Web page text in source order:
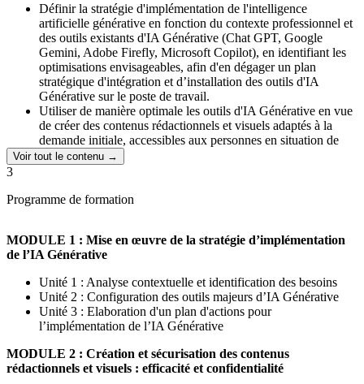
contenus rédactionnels et visuels par l’usage responsable de
l’intelligence artificielle générative, enregistrée auprès de France
Compétences.
Définir la stratégie d'implémentation de l'intelligence
artificielle générative en fonction du contexte professionnel et
des outils existants d'IA Générative (Chat GPT, Google
Gemini, Adobe Firefly, Microsoft Copilot), en identifiant les
optimisations envisageables, afin d'en dégager un plan
stratégique d'intégration et d’installation des outils d'IA
Générative sur le poste de travail.
Utiliser de manière optimale les outils d'IA Générative en vue
de créer des contenus rédactionnels et visuels adaptés à la
demande initiale, accessibles aux personnes en situation de
handicap et évitant tout risque de violation de la
confidentialité des données dans un contexte professionnel.
règlementaires liées à l'utilisation d'outils d'intelligence
des Données (RGPD).
Voir tout le contenu →
3
Programme de formation
MODULE 1 : Mise en œuvre de la stratégie d’implémentation
de l’IA Générative
Unité 1 : Analyse contextuelle et identification des besoins
Unité 2 : Configuration des outils majeurs d’IA Générative
Unité 3 : Elaboration d'un plan d'actions pour
l’implémentation de l’IA Générative
MODULE 2 : Création et sécurisation des contenus
rédactionnels et visuels : efficacité et confidentialité